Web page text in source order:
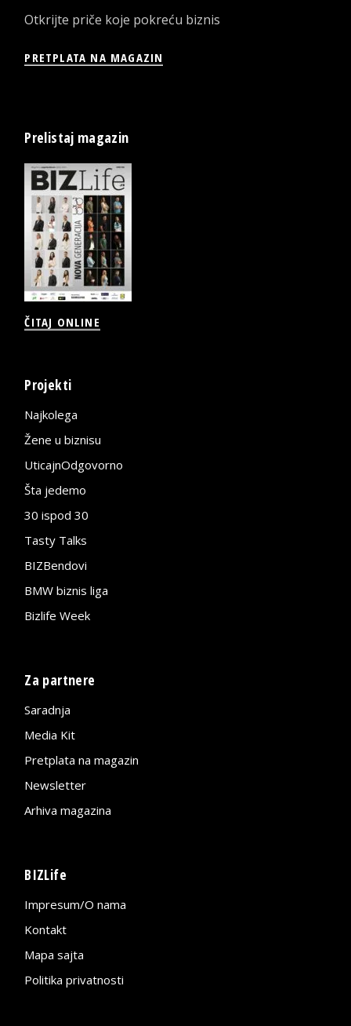
Otkrijte priče koje pokreću biznis
PRETPLATA NA MAGAZIN
Prelistaj magazin
ČITAJ ONLINE
Projekti
Najkolega
Žene u biznisu
UticajnOdgovorno
Šta jedemo
30 ispod 30
Tasty Talks
BIZBendovi
BMW biznis liga
Bizlife Week
Za partnere
Saradnja
Media Kit
Pretplata na magazin
Newsletter
Arhiva magazina
BIZLife
Impresum/O nama
Kontakt
Mapa sajta
Politika privatnosti